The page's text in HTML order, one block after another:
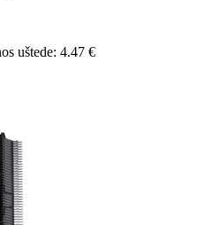
uštede: 4.47 €